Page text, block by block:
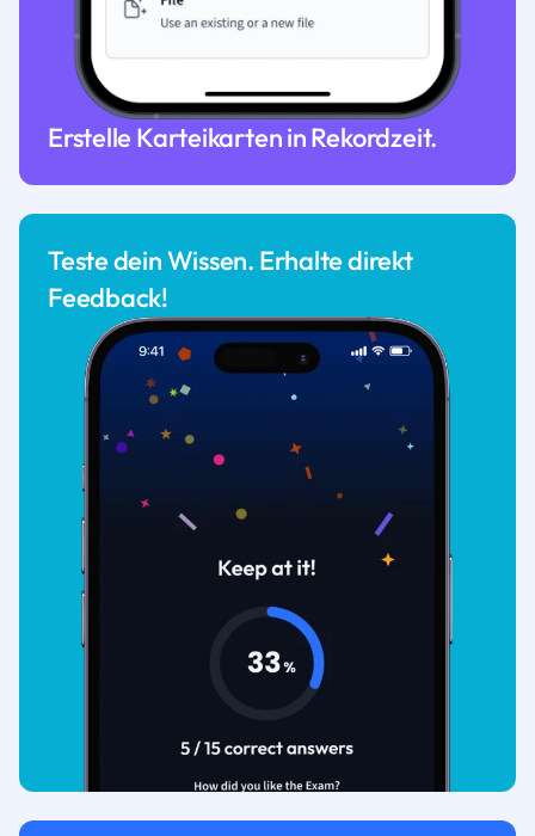
Erstelle Karteikarten in Rekordzeit.
Teste dein Wissen. Erhalte direkt
Feedback!